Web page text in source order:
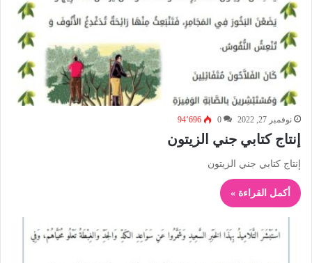
نوفمبر 27, 2022 0 94٬696
إنتاج كتابي جني الزيتون
إنتاج كتابي جني الزيتون
أكمل القراءة »